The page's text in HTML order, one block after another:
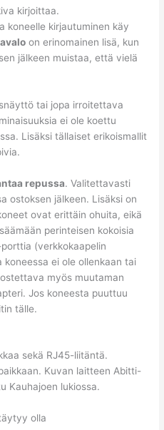
kirjoittaa.
koneelle kirjautuminen käy
on erinomainen lisä, kun
jälkeen muistaa, että vielä
tai jopa irroitettava
ei ole koettu
Lisäksi tällaiset erikoismallit
repussa. Valitettavasti
ostoksen jälkeen. Lisäksi on
ovat erittäin ohuita, eikä
perinteisen kokoisia
(verkkokaapelin
ei ole ollenkaan tai
myös muutaman
Jos koneesta puuttuu
tälle.
sekä RJ45-liitäntä.
Kuvan laitteen Abitti-
Kauhajoen lukiossa.
olla